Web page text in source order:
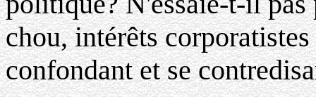
chou, intérêts
confondant et se